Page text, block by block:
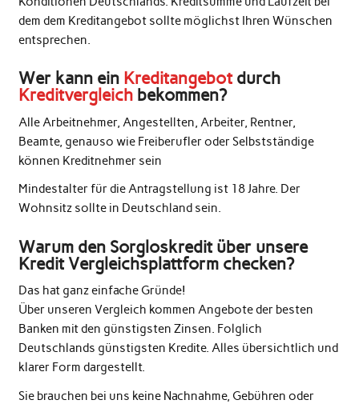
dem dem Kreditangebot sollte möglichst Ihren Wünschen
entsprechen.
Wer kann ein Kreditangebotdurch
Kreditvergleichbekommen?
Alle Arbeitnehmer, Angestellten, Arbeiter, Rentner,
Beamte, genauso wie Freiberufler oder Selbstständige
können Kreditnehmer sein
Mindestalter für die Antragstellung ist 18 Jahre. Der
Wohnsitz sollte in Deutschland sein.
Warum den Sorgloskredit über unsere
Kredit Vergleichsplattform checken?
Das hat ganz einfache Gründe!
Über unseren Vergleich kommen Angebote der besten
Banken mit den günstigsten Zinsen. Folglich
Deutschlands günstigsten Kredite. Alles übersichtlich und
klarer Form dargestellt.
Sie brauchen bei uns keine Nachnahme, Gebühren oder